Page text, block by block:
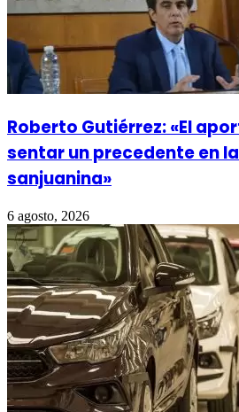
Roberto Gutiérrez: «El
sentar un precedente en
sanjuanina»
6 agosto, 2026